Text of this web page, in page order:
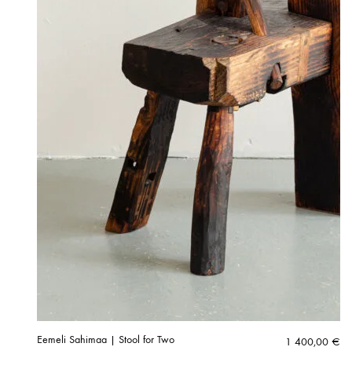
Eemeli Sahimaa | Stool for Two 1 400,00 €